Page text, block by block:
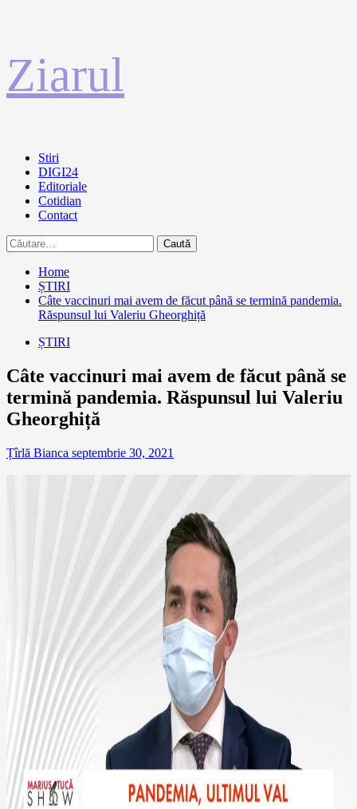
la
conținut
Ziarul
Primary
Menu
Stiri
DIGI24
Editoriale
Cotidian
Contact
Caută
după:
Home
ȘTIRI
Câte vaccinuri mai avem de făcut până se termină pandemia.
Răspunsul lui Valeriu Gheorghiță
ȘTIRI
Câte vaccinuri mai avem de făcut până se
termină pandemia. Răspunsul lui Valeriu
Gheorghiță
Țîrlă Bianca septembrie 30, 2021